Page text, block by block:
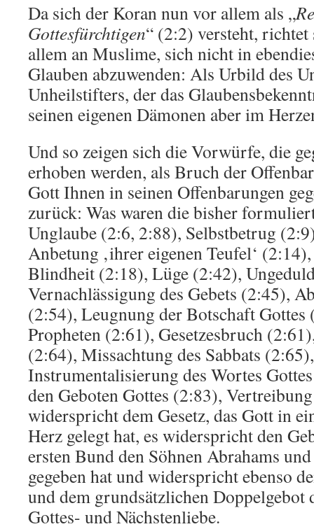
Da sich der Koran nun vor allem als „
Gottesfürchtigen“ (2:2) versteht,
allem an Muslime, sich nicht in
Glauben abzuwenden: Als Urbild des
Unheilstifters, der das
seinen eigenen Dämonen aber im
Und so zeigen sich die Vorwürfe, die
erhoben werden, als Bruch der
Gott Ihnen in seinen Offenbarungen
zurück: Was waren die bisher
Unglaube (2:6, 2:88), Selbstbetrug
Anbetung ‚ihrer eigenen Teufel‘
Blindheit (2:18), Lüge (2:42),
Vernachlässigung des Gebets (2:45),
(2:54), Leugnung der Botschaft
Propheten (2:61), Gesetzesbruch
(2:64), Missachtung des Sabbats
Instrumentalisierung des Wortes
den Geboten Gottes (2:83),
widerspricht dem Gesetz, das Gott in
Herz gelegt hat, es widerspricht den
ersten Bund den Söhnen Abrahams
gegeben hat und widerspricht ebenso
und dem grundsätzlichen Doppelgebot
Gottes- und Nächstenliebe.